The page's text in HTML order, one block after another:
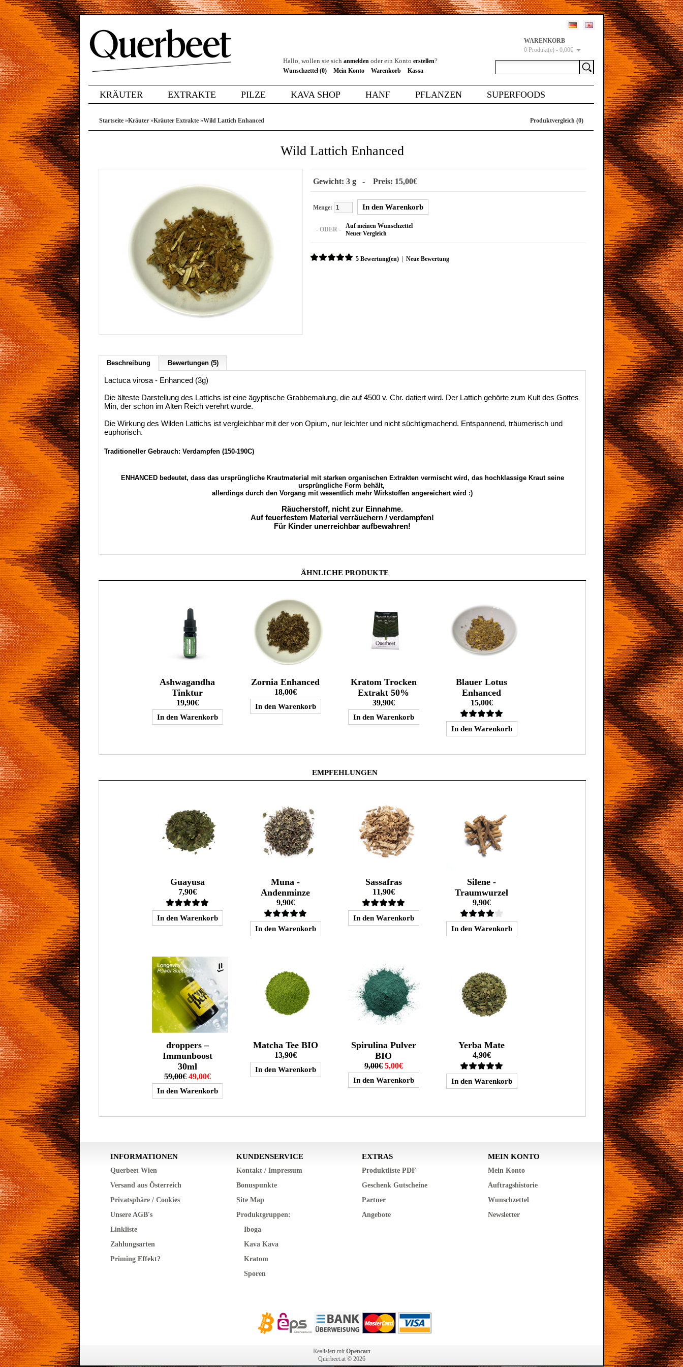
WARENKORB
0 Produkt(e) - 0,00€
Hallo, wollen sie sich anmelden oder ein Konto erstellen?
Wunschzettel (0) Mein Konto Warenkorb Kassa
KRÄUTER EXTRAKTE PILZE KAVA SHOP HANF PFLANZEN SUPERFOODS
Startseite »Kräuter »Kräuter Extrakte »Wild Lattich Enhanced Produktvergleich (0)
Wild Lattich Enhanced
Gewicht: 3 g - Preis: 15,00€
Menge:
- ODER -
Auf meinen Wunschzettel
Neuer Vergleich
5 Bewertung(en) Neue Bewertung
Beschreibung Bewertungen (5)
Lactuca virosa - Enhanced (3g)
Die älteste Darstellung des Lattichs ist eine ägyptische Grabbemalung, die auf 4500 v. Chr. datiert wird. Der Lattich gehörte zum Kult des Gottes
Min, der schon im Alten Reich verehrt wurde.
Die Wirkung des Wilden Lattichs ist vergleichbar mit der von Opium, nur leichter und nicht süchtigmachend. Entspannend, träumerisch und
euphorisch.
Traditioneller Gebrauch: Verdampfen (150-190C)
ENHANCED bedeutet, dass das ursprüngliche Krautmaterial mit starken organischen Extrakten vermischt wird, das hochklassige Kraut seine
ursprüngliche Form behält,
allerdings durch den Vorgang mit wesentlich mehr Wirkstoffen angereichert wird :)
Räucherstoff, nicht zur Einnahme.
Auf feuerfestem Material verräuchern / verdampfen!
Für Kinder unerreichbar aufbewahren!
ÄHNLICHE PRODUKTE
Ashwagandha
Tinktur
19,90€
Zornia Enhanced
18,00€
Kratom Trocken
Extrakt 50%
39,90€
Blauer Lotus
Enhanced
15,00€
EMPFEHLUNGEN
Guayusa
7,90€
Muna -
Andenminze
9,90€
Sassafras
11,90€
Silene -
Traumwurzel
9,90€
droppers –
Immunboost
30ml
59,00€ 49,00€
Matcha Tee BIO
13,90€
Spirulina Pulver
BIO
9,00€ 5,00€
Yerba Mate
4,90€
INFORMATIONEN
Querbeet Wien
Versand aus Österreich
Privatsphäre / Cookies
Unsere AGB's
Linkliste
Zahlungsarten
Priming Effekt?
KUNDENSERVICE
Kontakt / Impressum
Bonuspunkte
Site Map
Produktgruppen:
Iboga
Kava Kava
Kratom
Sporen
EXTRAS
Produktliste PDF
Geschenk Gutscheine
Partner
Angebote
MEIN KONTO
Mein Konto
Auftragshistorie
Wunschzettel
Newsletter
Realisiert mit Opencart
Querbeet.at © 2026